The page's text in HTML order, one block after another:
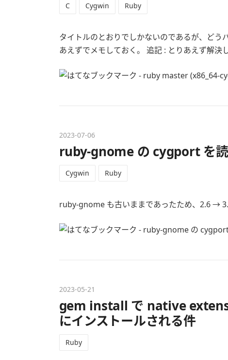
C Cygwin Ruby
タイトルのとおりでしかないのであるが、どう
あえずでメモしておく。 追記 : とりあえず解
2023-07-06
ruby-gnome の cygport を読
Cygwin Ruby
ruby-gnome も古いままであったため、2.6 →
2023-05-21
gem install で native
にインストールされる件
Ruby